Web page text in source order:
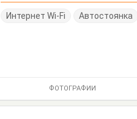
Интернет Wi-Fi Автостоянка
ФОТОГРАФИИ